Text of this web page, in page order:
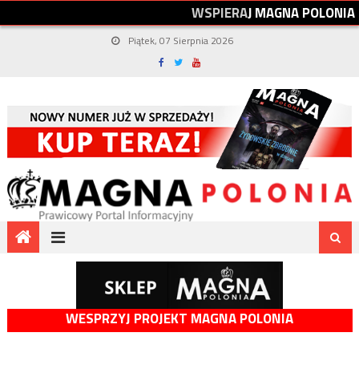
WSPIERAJMAGNAPOLONIA
Piątek, 07 Sierpnia 2026
WESPRZYJ PROJEKT MAGNA POLONIA